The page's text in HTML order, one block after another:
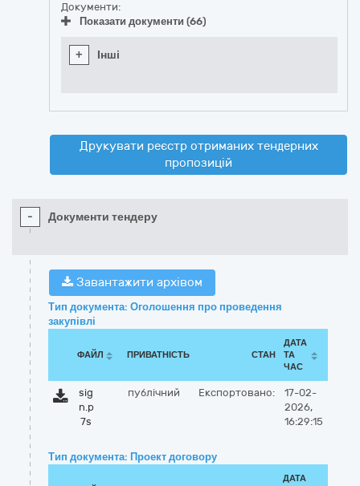
Документи:
Показати документи (66)
+ Інші
Друкувати реєстр отриманих тендерних
пропозицій
- Документи тендеру
Завантажити архівом
Тип документа: Оголошення про проведення
закупівлі
ФАЙЛ ПРИВАТНІСТЬ СТАН
ДАТА
ТА
ЧАС
sig
n.p
7s
публічний Експортовано:
17-02-
2026,
16:29:15
Тип документа: Проект договору
ДАТА